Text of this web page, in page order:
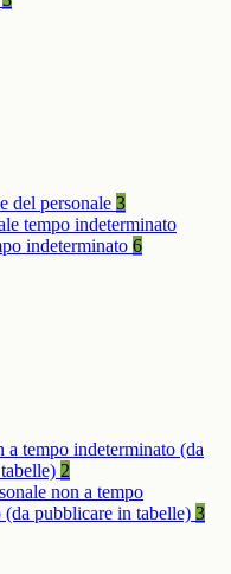
del personale 3
tempo indeterminato
indeterminato 6
a tempo indeterminato (da
2
non a tempo
(da pubblicare in tabelle) 3